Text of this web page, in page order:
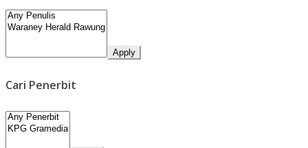
Apply
Cari Penerbit